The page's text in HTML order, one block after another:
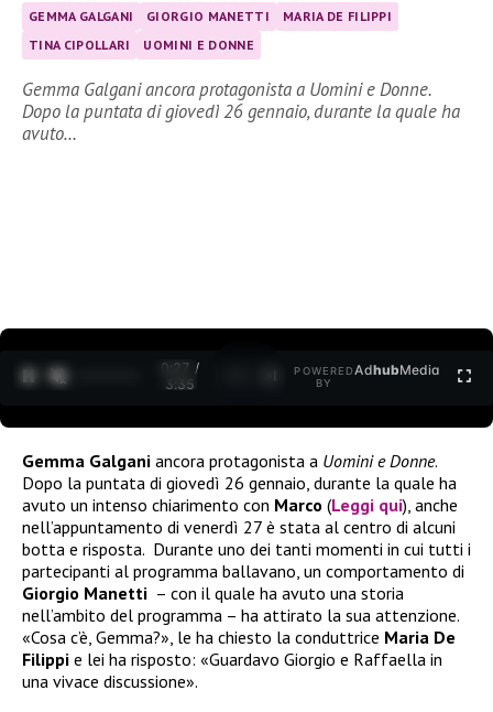
GEMMA GALGANI GIORGIO MANETTI
MARIA DE FILIPPI
TINA CIPOLLARI
UOMINI E DONNE
Gemma Galgani ancora protagonista a Uomini e Donne.
Dopo la puntata di giovedì 26 gennaio, durante la quale ha
avuto…
0:27 /
3:35
POWERED
BY
AdhubMedia
Gemma Galgani ancora protagonista a Uomini e Donne.
Dopo la puntata di giovedì 26 gennaio, durante la quale ha
avuto un intenso chiarimento con Marco (Leggi qui), anche
nell’appuntamento di venerdì 27 è stata al centro di alcuni
botta e risposta. Durante uno dei tanti momenti in cui tutti i
partecipanti al programma ballavano, un comportamento di
Giorgio Manetti – con il quale ha avuto una storia
nell’ambito del programma – ha attirato la sua attenzione.
«Cosa c’è, Gemma?», le ha chiesto la conduttrice Maria De
Filippi e lei ha risposto: «Guardavo Giorgio e Raffaella in
una vivace discussione».